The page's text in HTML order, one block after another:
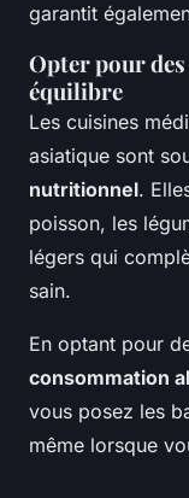
garantit
Opter pour
équilibre
Les cuisines
asiatique sont
nutritionnel.
poisson, les
légers qui
sain.
En optant pour
consommation
vous posez les
même lorsque